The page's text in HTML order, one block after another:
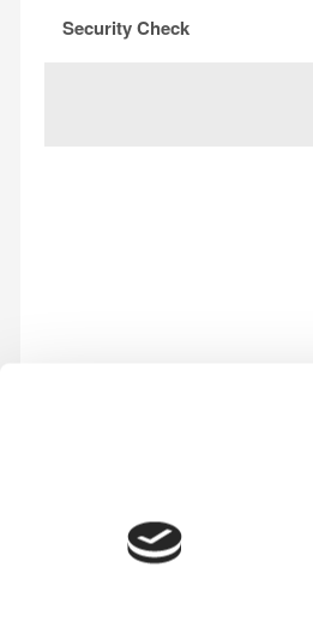
Security Check